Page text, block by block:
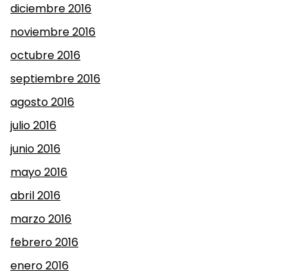
diciembre 2016
noviembre 2016
octubre 2016
septiembre 2016
agosto 2016
julio 2016
junio 2016
mayo 2016
abril 2016
marzo 2016
febrero 2016
enero 2016